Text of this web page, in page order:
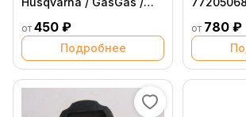
от 450 ₽
Подробнее
от 780 ₽